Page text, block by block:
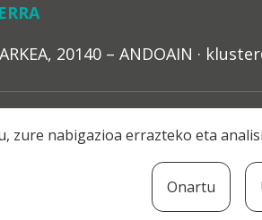
20140 – ANDOAIN ·
© 2020
zure nabigazioa errazteko eta
Onartu